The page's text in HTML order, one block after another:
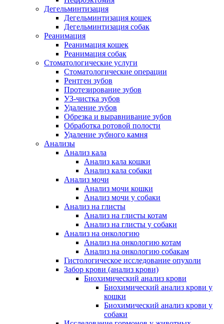
Дегельминтизация
Дегельминтизация кошек
Дегельминтизация собак
Реанимация
Реанимация кошек
Реанимация собак
Стоматологические услуги
Стоматологические операции
Рентген зубов
Протезирование зубов
УЗ-чистка зубов
Удаление зубов
Обрезка и выравнивание зубов
Обработка ротовой полости
Удаление зубного камня
Анализы
Анализ кала
Анализ кала кошки
Анализ кала собаки
Анализ мочи
Анализ мочи кошки
Анализ мочи у собаки
Анализ на глисты
Анализ на глисты котам
Анализ на глисты у собаки
Анализ на онкологию
Анализ на онкологию котам
Анализ на онкологию собакам
Гистологическое исследование опухоли
Забор крови (анализ крови)
Биохимический анализ крови
Биохимический анализ крови у
кошки
Биохимический анализ крови у
собаки